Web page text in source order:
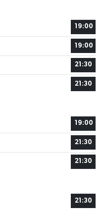
19:00
19:00
21:30
21:30
19:00
21:30
21:30
21:30